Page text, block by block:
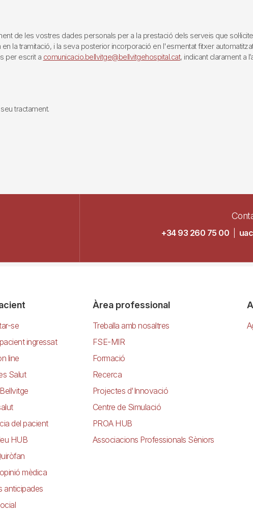
de les vostres dades personals per a la prestació dels serveis que
la tramitació, i la seva posterior incorporació en l'esmentat fitxer
per escrit a comunicacio.bellvitge@bellvitgehospital.cat, indicant clarament a
tractament.
+34 93 260 75 00
se
ingressat
line
Salut
del pacient
HUB
mèdica
anticipades
Àrea professional
Treballa amb nosaltres
FSE-MIR
Formació
Recerca
Projectes d'Innovació
Centre de Simulació
PROA HUB
Associacions Professionals Sèniors